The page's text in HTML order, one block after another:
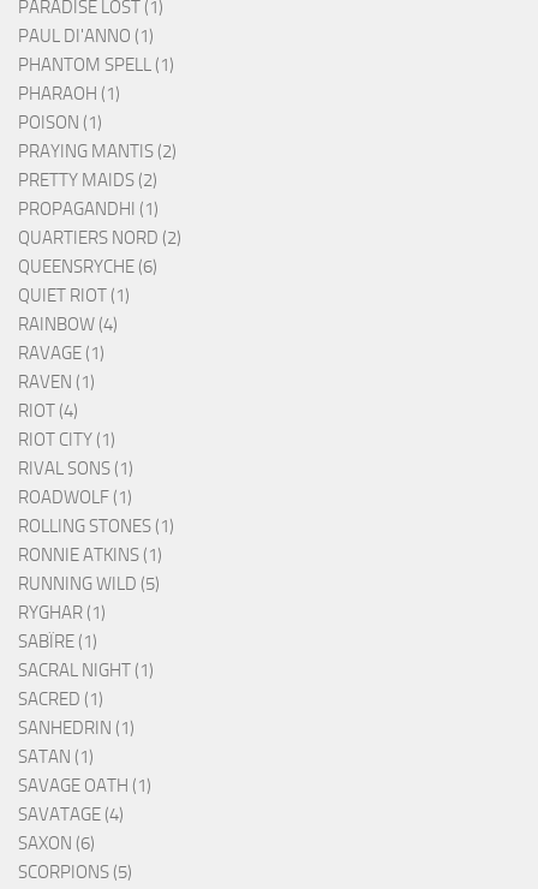
PARADISE LOST (1)
PAUL DI'ANNO (1)
PHANTOM SPELL (1)
PHARAOH (1)
POISON (1)
PRAYING MANTIS (2)
PRETTY MAIDS (2)
PROPAGANDHI (1)
QUARTIERS NORD (2)
QUEENSRYCHE (6)
QUIET RIOT (1)
RAINBOW (4)
RAVAGE (1)
RAVEN (1)
RIOT (4)
RIOT CITY (1)
RIVAL SONS (1)
ROADWOLF (1)
ROLLING STONES (1)
RONNIE ATKINS (1)
RUNNING WILD (5)
RYGHAR (1)
SABÏRE (1)
SACRAL NIGHT (1)
SACRED (1)
SANHEDRIN (1)
SATAN (1)
SAVAGE OATH (1)
SAVATAGE (4)
SAXON (6)
SCORPIONS (5)